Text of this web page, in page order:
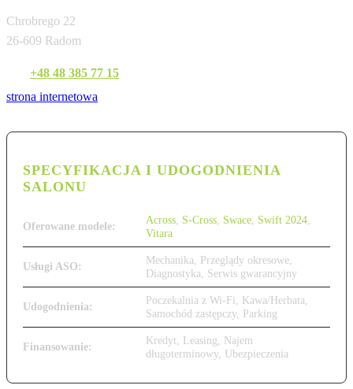
Chrobrego 22
26-609 Radom
+48 48 385 77 15
strona internetowa
SPECYFIKACJA I UDOGODNIENIA
SALONU
Oferowane modele: Across S-Cross Swace Swift 2024
Vitara
Usługi ASO:
Mechanika, Przeglądy okresowe,
Diagnostyka, Serwis gwarancyjny
Udogodnienia:
Poczekalnia z Wi-Fi, Kawa/Herbata,
Samochód zastępczy, Parking
Finansowanie:
Kredyt, Leasing, Najem
długoterminowy, Ubezpieczenia